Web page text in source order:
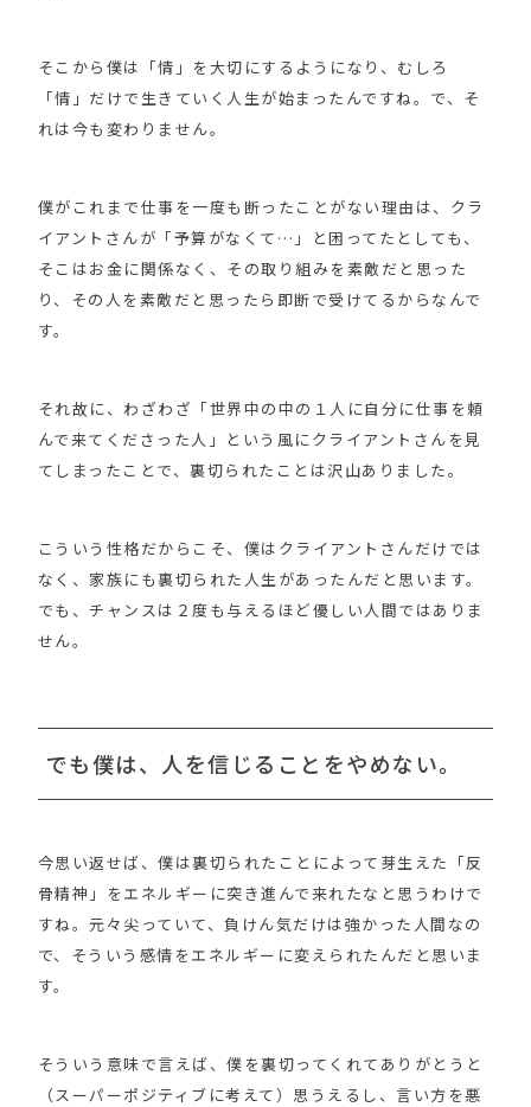
そこから僕は「情」を大切にするようになり、むしろ
「情」だけで生きていく人生が始まったんですね。で、そ
れは今も変わりません。
僕がこれまで仕事を一度も断ったことがない理由は、クラ
イアントさんが「予算がなくて…」と困ってたとしても、
そこはお金に関係なく、その取り組みを素敵だと思った
り、その人を素敵だと思ったら即断で受けてるからなんで
す。
それ故に、わざわざ「世界中の中の１人に自分に仕事を頼
んで来てくださった人」という風にクライアントさんを見
てしまったことで、裏切られたことは沢山ありました。
こういう性格だからこそ、僕はクライアントさんだけでは
なく、家族にも裏切られた人生があったんだと思います。
でも、チャンスは２度も与えるほど優しい人間ではありま
せん。
でも僕は、人を信じることをやめない。
今思い返せば、僕は裏切られたことによって芽生えた「反
骨精神」をエネルギーに突き進んで来れたなと思うわけで
すね。元々尖っていて、負けん気だけは強かった人間なの
で、そういう感情をエネルギーに変えられたんだと思いま
す。
そういう意味で言えば、僕を裏切ってくれてありがとうと
（スーパーポジティブに考えて）思うえるし、言い方を悪